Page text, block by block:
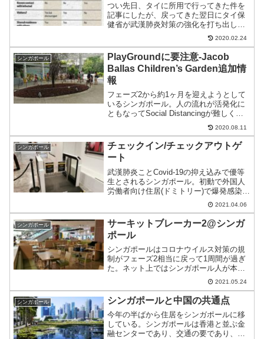
つい先日、タイに所用で行ってきた件を
記事にしたが、戻ってきた翌日にタイ保
健省が武漢肺炎対策の強化を打ち出して
きた。スケジュールがもう1週間遅れてい
2020.02.24
シンガポール
PlayGroundに要注意-Jacob
Ballas Children’s Garden追加情
報
フェーズ2から約1ヶ月を迎えようとして
いるシンガポール。人の流れが活発化に
ともなってSocial Distancingが難しくな
り規制強化しているケースがあるので要
2020.08.11
シンガポール
チェックイン/チェックアウトゲ
ート
武漢肺炎ことCovid-19の抑え込みで優等
生とされるシンガポール。初動で外国人
労働者向け住居(ドミトリー)で爆発感染に
気づかなかったものの、その後は迅速な
規制とそれを裏付けるシステム化を次々
と打ち出した。先月から各ショッピング
モールでは入...
2021.04.06
シンガポール
サーキットブレーカー2@シンガ
ポール
シンガポールはコロナウイルス対策の規
制がフェーズ2相当に戻って1周間が過ぎ
た。ネット上ではシンガポール人が本対
策をサーキットブレーカー2と呼んでい
る。ショッピングモールはガラガラとな
り傍から見て事業継続できるのか？とい
うレベルになっている。
2021.05.24
シンガポール シンガポールと中国の共通点
今年の半ばから住居をシンガポールに移
している。シンガポールは香港と並ぶ金
融センターであり、交通の要であり、主